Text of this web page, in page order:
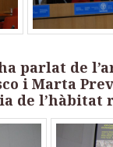
parlat de
i Marta
de l’hàbitat